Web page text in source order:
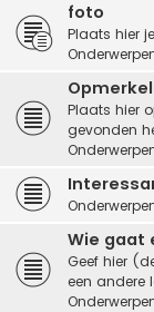
foto
Plaats hier
Plaats hier
gevonden
Wie gaat
Geef hier
een andere